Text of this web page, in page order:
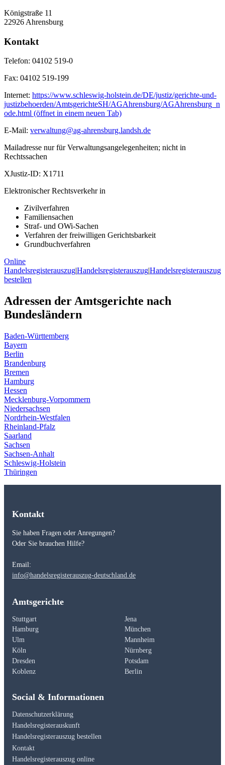
Königstraße 11
22926 Ahrensburg
Kontakt
Telefon: 04102 519-0
Fax: 04102 519-199
Internet: https://www.schleswig-holstein.de/DE/justiz/gerichte-und-
justizbehoerden/AmtsgerichteSH/AGAhrensburg/AGAhrensburg_n
ode.html (öffnet in einem neuen Tab)
E-Mail: verwaltung@ag-ahrensburg.landsh.de
Mailadresse nur für Verwaltungsangelegenheiten; nicht in
Rechtssachen
XJustiz-ID: X1711
Elektronischer Rechtsverkehr in
Zivilverfahren
Familiensachen
Straf- und OWi-Sachen
Verfahren der freiwilligen Gerichtsbarkeit
Grundbuchverfahren
Online
Handelsregisterauszug|Handelsregisterauszug|Handelsregisterauszug
bestellen
Adressen der Amtsgerichte nach
Bundesländern
Baden-Württemberg
Bayern
Berlin
Brandenburg
Bremen
Hamburg
Hessen
Mecklenburg-Vorpommern
Niedersachsen
Nordrhein-Westfalen
Rheinland-Pfalz
Saarland
Sachsen
Sachsen-Anhalt
Schleswig-Holstein
Thüringen
Kontakt
Sie haben Fragen oder Anregungen?
Oder Sie brauchen Hilfe?
Email:
info@handelsregisterauszug-deutschland.de
Amtsgerichte
Stuttgart
Jena
Hamburg
München
Ulm
Mannheim
Köln
Nürnberg
Dresden
Potsdam
Koblenz
Berlin
Social & Informationen
Datenschutzerklärung
Handelsregisterauskunft
Handelsregisterauszug bestellen
Kontakt
Handelsregisterauszug online